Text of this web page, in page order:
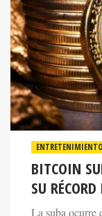
ENTRETENIMIENTO
BITCOIN
SU
La suba ocurre